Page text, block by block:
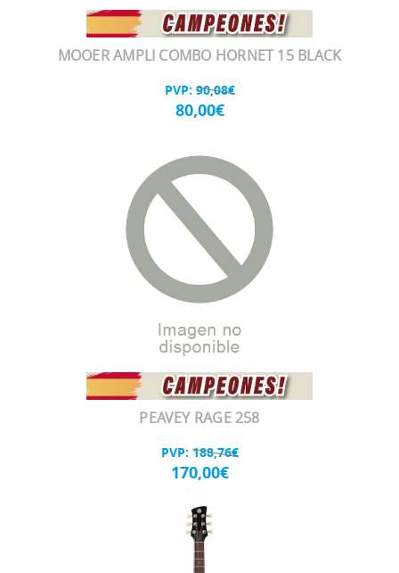
MOOER AMPLI COMBO HORNET 15 BLACK
PVP: 90,08€
80,00€
PEAVEY RAGE 258
PVP: 188,76€
170,00€